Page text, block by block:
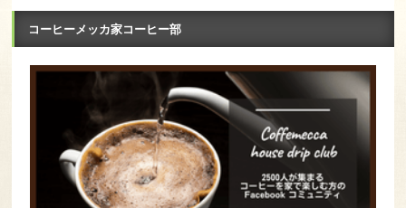
コーヒーメッカ家コーヒー部